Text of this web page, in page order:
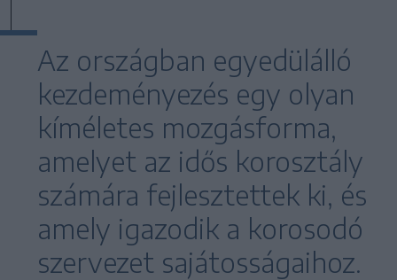
Az országban egyedülálló
kezdeményezés egy olyan
kíméletes mozgásforma,
amelyet az idős korosztály
számára fejlesztettek ki, és
amely igazodik a korosodó
szervezet sajátosságaihoz.